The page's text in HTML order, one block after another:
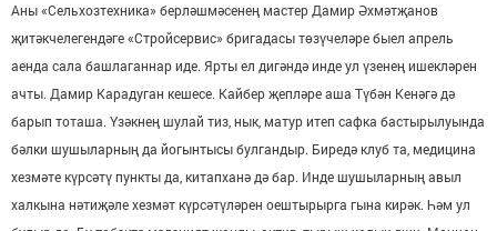
Аны «Сельхозтехника» берләшмәсенең мастер Дамир Әхмәтҗанов
җитәкчелегендәге «Стройсервис» бригадасы төзүчеләре быел апрель
аенда сала башлаганнар иде. Ярты ел дигәндә инде ул үзенең ишекләрен
ачты. Дамир Карадуган кешесе. Кайбер җепләре аша Түбән Кенәгә дә
барып тоташа. Үзәкнең шулай тиз, нык, матур итеп сафка бастырылуында
бәлки шушыларның да йогынтысы булгандыр. Биредә клуб та, медицина
хезмәте күрсәтү пункты да, китапханә дә бар. Инде шушыларның авыл
халкына нәтиҗәле хезмәт күрсәтүләрен оештырырга гына кирәк. Һәм ул